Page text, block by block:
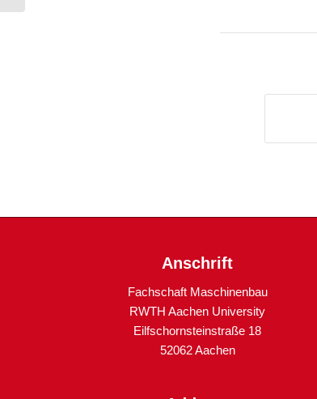
Anschrift
Fachschaft Maschinenbau
RWTH Aachen University
Eilfschornsteinstraße 18
52062 Aachen